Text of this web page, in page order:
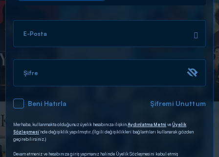
ARAMA SONUÇLARI
DİĞER SONUÇLAR
E-Posta
Şifre
Beni Hatırla Şifremi Unuttum
Merhaba, kullanmakta olduğunuz üyelik hesabınıza ilişkinAydınlatma Metni veÜyelik
Sözleşmesi’nde değişiklik yapılmıştır. (İlgili değişiklikleri bağlantıları kullanarak gözden
geçirebilirsiniz.)
Devam etmeniz ve hesabınıza giriş yapmanız halinde Üyelik Sözleşmesini kabul etmiş